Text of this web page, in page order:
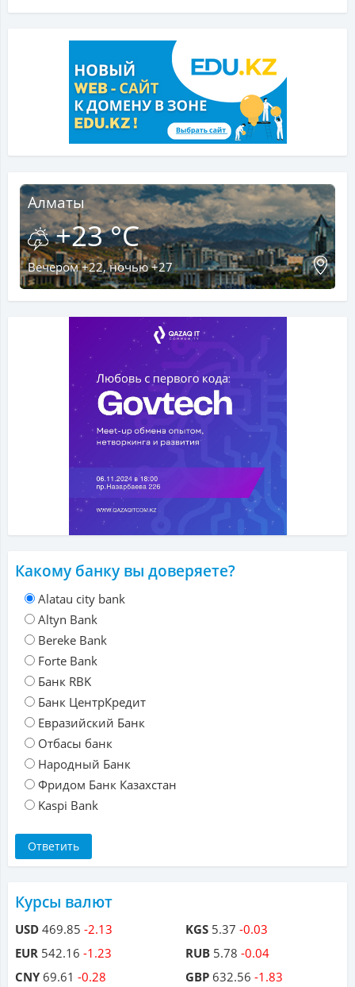
Алматы
+23 °C
Вечером +22, ночью +27
Какому банку вы доверяете?
Alatau city bank
Altyn Bank
Bereke Bank
Forte Bank
Банк RBK
Банк ЦентрКредит
Евразийский Банк
Отбасы банк
Народный Банк
Фридом Банк Казахстан
Kaspi Bank
Курсы валют
USD 469.85 -2.13
EUR 542.16 -1.23
CNY69.61 -0.28
KGS 5.37 -0.03
RUB 5.78 -0.04
GBP 632.56 -1.83